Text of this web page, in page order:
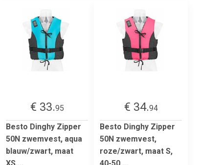
€ 33.95
Besto Dinghy Zipper
50N zwemvest, aqua
blauw/zwart, maat
€ 34.94
Besto Dinghy Zipper
50N zwemvest,
roze/zwart, maat S,